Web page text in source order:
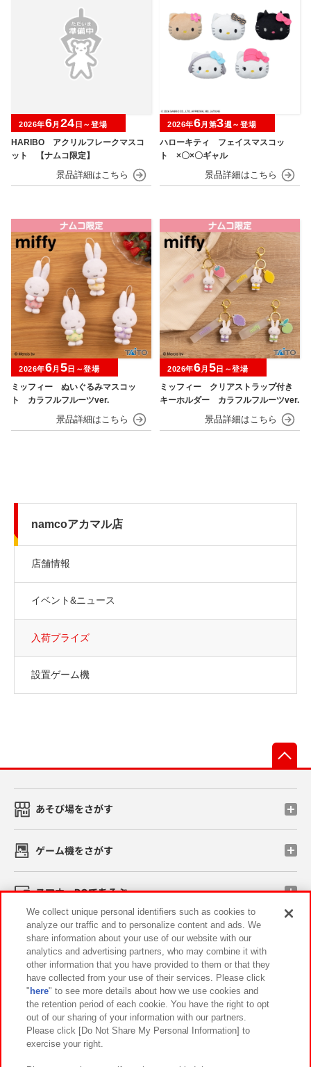
HARIBO アクリルフレークマスコ
ット 【ナムコ限定】
2026年6月 24 日～登場
ハローキティ フェイスマスコッ
ト ×〇×〇ギャル
2026年6月第3週～登場
ミッフィー ぬいぐるみマスコッ
ト カラフルフルーツver.
2026年6月 5日～登場
ミッフィー クリアストラップ付き
キーホルダー カラフルフルーツver.
2026年6月 5日～登場
namcoアカマル店
店舗情報
イベント&ニュース
入荷プライズ
設置ゲーム機
あそび場をさがす
ゲーム機をさがす
スマホ・PCであそぶ
イベント・キャンペーン
関連会社 サステナビリティ サイトポリシー
プライバシーポリシー ウェブアクセシビリティ方針と検証結果
お取引先さまとともに
We collect unique personal identifiers such as cookies to
analyze our traffic and to personalize content and ads. We
share information about your use of our website with our
analytics and advertising partners, who may combine it with
other information that you have provided to them or that they
have collected from your use of their services. Please click
" here" to see more details about how we use cookies and
the retention period of each cookie. You have the right to opt
out of our sharing of your information with our partners.
Please click [Do Not Share My Personal Information] to
exercise your right.